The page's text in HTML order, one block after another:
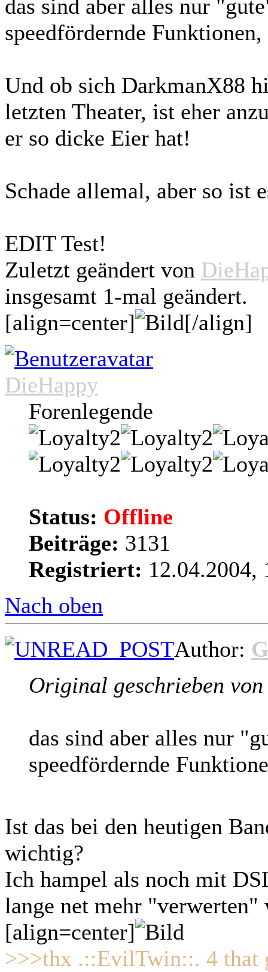
das sind aber alles nur
speedfördernde
Und ob sich DarkmanX88
letzten Theater, ist eher
er so dicke Eier hat!
Schade allemal, aber so ist
EDIT Test!
Zuletzt geändert von
insgesamt 1-mal geändert.
[align=center]
[/align]
DieHappy
Forenlegende
Status: Offline
Beiträge: 3131
Registriert: 12.04.2004,
Nach oben
Author:
Original geschrieben
das sind aber alles nur
speedfördernde
Ist das bei den heutigen
wichtig?
Ich hampel als noch mit
lange net mehr "verwerten"
[align=center]
>>>thx .::EvilTwin::. 4 that